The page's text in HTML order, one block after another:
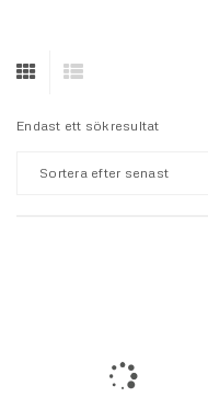
Endast ett sökresultat
Sortera efter senast